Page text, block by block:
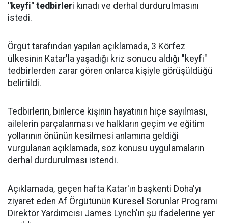
"keyfi" tedbirleri kınadı ve derhal durdurulmasını
istedi.
Örgüt tarafından yapılan açıklamada, 3 Körfez
ülkesinin Katar'la yaşadığı kriz sonucu aldığı "keyfi"
tedbirlerden zarar gören onlarca kişiyle görüşüldüğü
belirtildi.
Tedbirlerin, binlerce kişinin hayatının hiçe sayılması,
ailelerin parçalanması ve halkların geçim ve eğitim
yollarının önünün kesilmesi anlamına geldiği
vurgulanan açıklamada, söz konusu uygulamaların
derhal durdurulması istendi.
Açıklamada, geçen hafta Katar'ın başkenti Doha'yı
ziyaret eden Af Örgütünün Küresel Sorunlar Programı
Direktör Yardımcısı James Lynch'ın şu ifadelerine yer